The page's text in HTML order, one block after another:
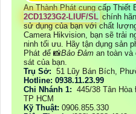
An Thành Phát cung cấp Thiết
2CD1323G2-LIUF/SL chính
sử dụng của bạn với chất
Camera Hikvision, bạn sẽ trải
ninh tối ưu. Hãy tận dụng sản
Phát để 📸Bảo Đảm an toàn và
sát của bạn.
Trụ Sở: 51 Lũy Bán Bích,
Hotline: 0938.11.23.99
Chi Nhánh 1: 445/38 Tân
TP HCM
Kỹ Thuật: 0906.855.330